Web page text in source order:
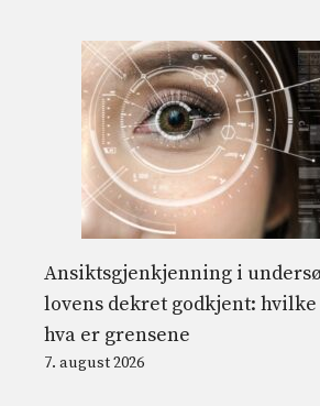
Ansiktsgjenkjenning i
lovens dekret godkjent:
hva er grensene
7. august 2026